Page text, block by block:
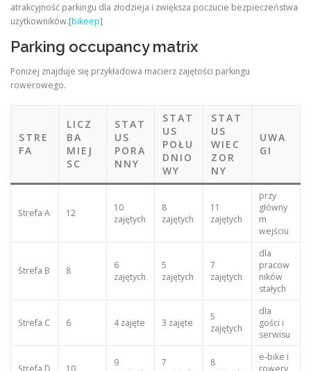
atrakcyjność parkingu dla złodzieja i zwiększa poczucie bezpieczeństwa
użytkowników.[bikeep]
Parking occupancy matrix
Poniżej znajduje się przykładowa macierz zajętości parkingu
rowerowego.
STRE
FA
LICZ
BA
MIEJ
SC
STAT
US
PORA
NNY
STAT
US
POŁU
DNIO
WY
STAT
US
WIEC
ZOR
NY
UWA
GI
Strefa A 12
10
zajętych
8
zajętych
11
zajętych
przy
główny
m
wejściu
Strefa B 8
6
zajętych
5
zajętych
7
zajętych
dla
pracow
ników
stałych
Strefa C 6 4 zajęte 3 zajęte
5
zajętych
dla
gości i
serwisu
9
7
8
e-bike i